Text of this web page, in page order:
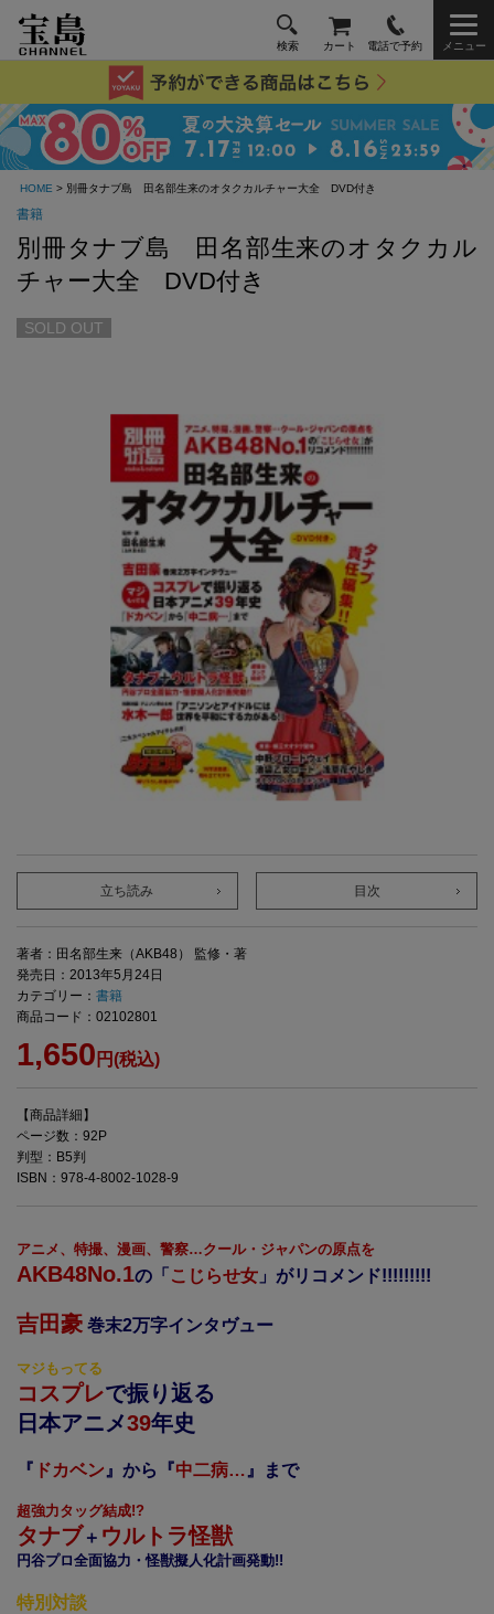
検索 カート 電話で予約 メニュー
HOME > 別冊タナブ島 田名部生来のオタクカルチャー大全 DVD付き
書籍
別冊タナブ島 田名部生来のオタクカル
チャー大全 DVD付き
SOLD OUT
立ち読み 目次
著者：田名部生来（AKB48） 監修・著
発売日：2013年5月24日
カテゴリー： 書籍
商品コード：02102801
1,650 円(税込)
【商品詳細】
ページ数：92P
判型：B5判
ISBN：978-4-8002-1028-9
アニメ、特撮、漫画、警察…クール・ジャパンの原点を
AKB48No.1の「 こじらせ女 」がリコメンド!!!!!!!!!
吉田豪 巻末2万字インタヴュー
マジもってる
コスプレで振り返る
日本アニメ39年史
『 ドカベン 』から『中二病… 』まで
超強力タッグ結成!?
タナブ ＋ ウルトラ怪獣
円谷プロ全面協力・怪獣擬人化計画発動!!
特別対談